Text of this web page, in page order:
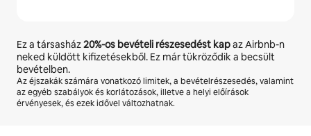
Ez a társasház20%-os bevételi részesedést kapaz Airbnb-n
neked küldött kifizetésekből. Ez már tükröződik a becsült
bevételben.
Az éjszakák számára vonatkozó limitek, a bevételrészesedés, valamint
az egyéb szabályok és korlátozások, illetve a helyi előírások
érvényesek, és ezek idővel változhatnak.